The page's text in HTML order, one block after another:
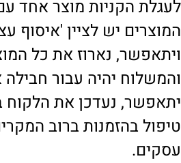
לעגלת הקניות מוצר אחד
המוצרים יש לציין 'איסוף
ויתאפשר, נארוז את כל
והמשלוח יהיה עבור
יתאפשר, נעדכן את
עסקים.